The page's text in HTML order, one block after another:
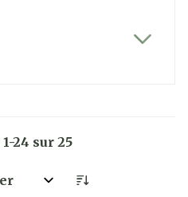
1-24 sur 25